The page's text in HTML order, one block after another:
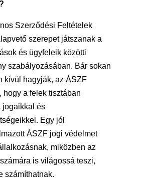
Szerződési Feltételek
szerepet játszanak a
és ügyfeleik közötti
szabályozásában. Bár sokan
kívül hagyják, az ÁSZF
hogy a felek tisztában
jogaikkal és
Egy jól
ÁSZF jogi védelmet
miközben az
is világossá teszi,
számíthatnak.